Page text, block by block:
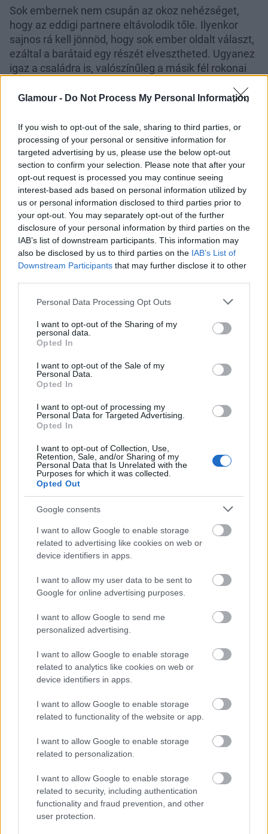
Glamour - Do Not Process My Personal Information
If you wish to opt-out of the sale, sharing to third parties, or
processing of your personal or sensitive information for
targeted advertising by us, please use the below opt-out
section to confirm your selection. Please note that after your
opt-out request is processed you may continue seeing
interest-based ads based on personal information utilized by
us or personal information disclosed to third parties prior to
your opt-out. You may separately opt-out of the further
disclosure of your personal information by third parties on the
IAB’s list of downstream participants. This information may
also be disclosed by us to third parties on the IAB’s List of
Downstream Participants that may further disclose it to other
Please note that this website/app uses one or more Google
not limited to your visit or usage behaviour. You may click to
grant or deny consent to Google and its third-party tags to
use your data for below specified purposes in below Google
consent section.
Personal Data Processing Opt Outs
I want to opt-out of the Sharing of my
personal data.
Opted In
I want to opt-out of the Sale of my
Personal Data.
Opted In
I want to opt-out of processing my
Personal Data for Targeted Advertising.
Opted In
I want to opt-out of Collection, Use,
Retention, Sale, and/or Sharing of my
Personal Data that Is Unrelated with the
Purposes for which it was collected.
Opted Out
Google consents
I want to allow Google to enable storage
related to advertising like cookies on web or
device identifiers in apps.
I want to allow my user data to be sent to
Google for online advertising purposes.
I want to allow Google to send me
personalized advertising.
I want to allow Google to enable storage
related to analytics like cookies on web or
device identifiers in apps.
I want to allow Google to enable storage
related to functionality of the website or app.
I want to allow Google to enable storage
related to personalization.
I want to allow Google to enable storage
related to security, including authentication
functionality and fraud prevention, and other
user protection.
Sok embernek nem csupán az okoz nehézséget,
hogy az eddigi partnere eltávolodik tőle. Ilyenkor
sajnos rá kell jönnöd, hogy sok ember oldalt választ,
ezáltal a barátaid egy részét elvesztheted. Ugyanez
igaz a családra is, valószínűleg a másik fél rokonai
meghitt beszélgetéseknek is búcsút kell intened.
tettél rosszat. Egyszerűen csak mindenki azt a felet
támogatja, aki úgy érzi, közelebb áll hozzá.
Valószínűleg te is ezt tennéd, ezért magadnak és
nekik is akkor teszed a legjobbat, ha megértő vagy.
3. Fészekrakó módszer
A pszichológusok szerint, a nőknek sokkal
fontosabb, hogy milyen környezetben élnek, mit
neveznek otthonuknak. Emiatt a legtöbb szakember
azt ajánlja, hogy hagyd hátra az addigi élettered, és
csak apró dekorokra vagy egy tisztasági festésre
alkalmazható!
A fészekrakó mechanizmus segít a felépülésben, és
tudatosítja az agyban, hogy teljesen más helyzetben
Ha felismered, mekkora ajándék, hogy ismét
ekkora kontrollt kapsz az életed felett, könnyen
győztes lehetsz, mert tudod, hogy a múltbeli
mélypontok nem határozzák meg a jövődet.Ez az
új helyszín lesz a központi helye mindannak a jónak,
ami még vár rád!
Hallottál már a pszichológia sötét
triászáról? Az első kettőt mindenki
ismeri, de a harmadikat csak kevesek
Sokan azért képtelenek túllépni a váláson, mert azt
Hozzá vagyunk szokva, hogy minden helyzetben kell
egy hibás, minden problémánál felelőst kell keresni,
pedig ez egyáltalán nem így van, főleg nem egy